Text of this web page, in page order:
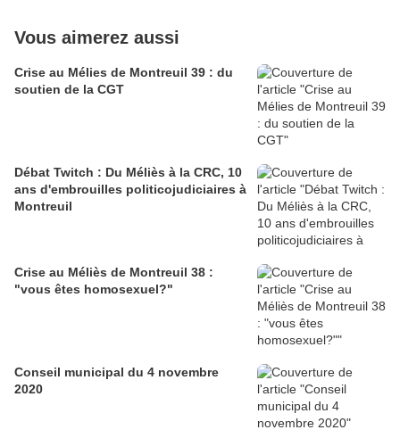
Vous aimerez aussi
Crise au Mélies de Montreuil 39 : du
soutien de la CGT
Débat Twitch : Du Méliès à la CRC, 10
ans d'embrouilles politicojudiciaires à
Montreuil
Crise au Méliès de Montreuil 38 :
"vous êtes homosexuel?"
Conseil municipal du 4 novembre
2020